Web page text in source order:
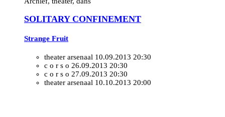
SOLITARY CONFINEMENT
Strange Fruit
theater arsenaal 10.09.2013 20:30
c o r s o 26.09.2013 20:30
c o r s o 27.09.2013 20:30
theater arsenaal 10.10.2013 20:00